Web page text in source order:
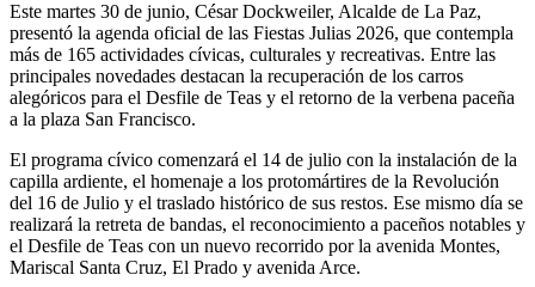
Este martes 30 de junio, César Dockweiler, Alcalde de La Paz,
presentó la agenda oficial de las Fiestas Julias 2026, que contempla
más de 165 actividades cívicas, culturales y recreativas. Entre las
principales novedades destacan la recuperación de los carros
alegóricos para el Desfile de Teas y el retorno de la verbena paceña
a la plaza San Francisco.
El programa cívico comenzará el 14 de julio con la instalación de la
capilla ardiente, el homenaje a los protomártires de la Revolución
del 16 de Julio y el traslado histórico de sus restos. Ese mismo día se
realizará la retreta de bandas, el reconocimiento a paceños notables y
el Desfile de Teas con un nuevo recorrido por la avenida Montes,
Mariscal Santa Cruz, El Prado y avenida Arce.